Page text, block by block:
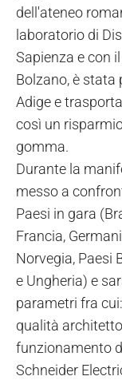
dell'ateneo
laboratorio di
Sapienza e con
Bolzano, è stata
Adige e
così un
gomma.
Durante la
messo a
Paesi in gara
Francia,
Norvegia, Paesi
e Ungheria) e
parametri fra
qualità
funzionamento
Schneider